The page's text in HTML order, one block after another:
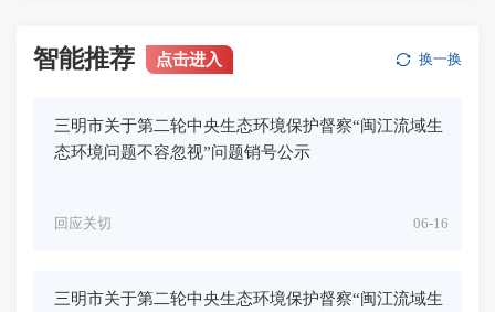
智能推荐 点击进入 换一换
三明市关于第二轮中央生态环境保护督察“闽江流域生
态环境问题不容忽视”问题销号公示
06-16
回应关切
三明市关于第二轮中央生态环境保护督察“闽江流域生